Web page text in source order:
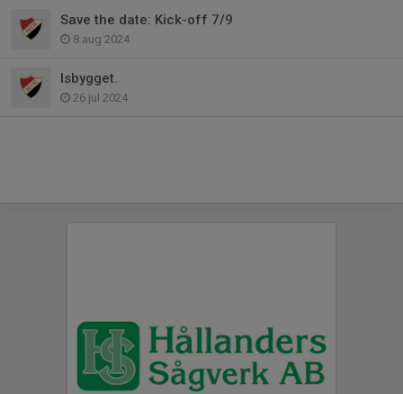
Save the date: Kick-off 7/9
8 aug 2024
Isbygget.
26 jul 2024